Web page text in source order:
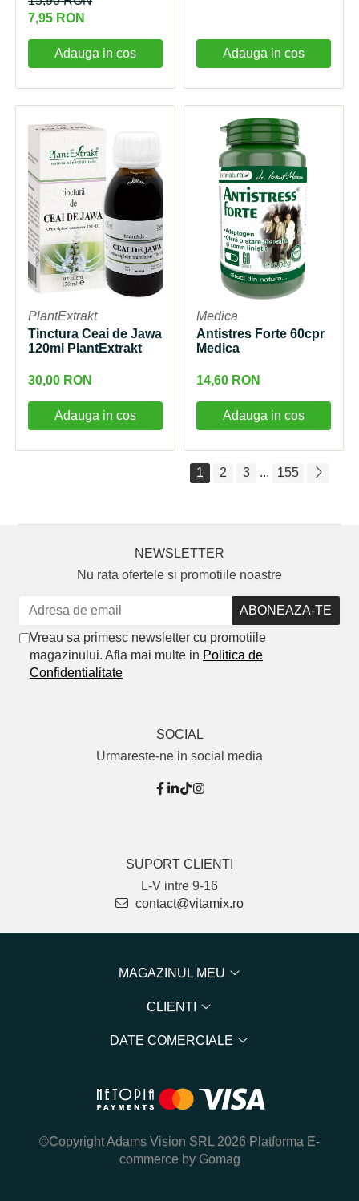
7,95 RON
Adauga in cos Adauga in cos
PlantExtrakt
Tinctura Ceai de Jawa
120ml PlantExtrakt
30,00 RON
Adauga in cos
Medica
Antistres Forte 60cpr
Medica
14,60 RON
Adauga in cos
1 2 3 ... 155
NEWSLETTER
Nu rata ofertele si promotiile noastre
Vreau sa primesc newsletter cu promotiile
magazinului. Afla mai multe in Politica de
Confidentialitate
SOCIAL
Urmareste-ne in social media
SUPORT CLIENTI
L-V intre 9-16
contact@vitamix.ro
MAGAZINUL MEU
CLIENTI
DATE COMERCIALE
©Copyright Adams Vision SRL 2026 Platforma E-
commerce by Gomag